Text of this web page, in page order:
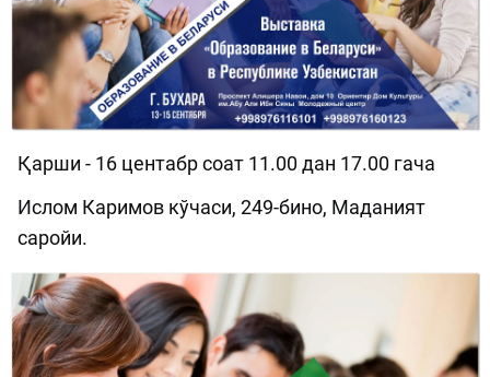
Қарши - 16 центабр соат 11.00 дан 17.00 гача
Ислом Каримов кўчаси, 249-бино, Маданият
саройи.